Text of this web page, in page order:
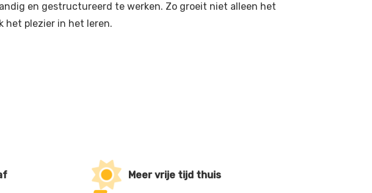
en gestructureerd te werken. Zo groeit niet alleen het
het plezier in het leren.
Meer vrije tijd thuis